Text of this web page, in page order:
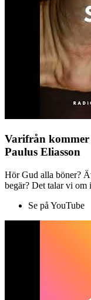
Varifrån kommer
Paulus Eliasson
Hör Gud alla böner?
begär? Det talar vi om
Se på YouTube